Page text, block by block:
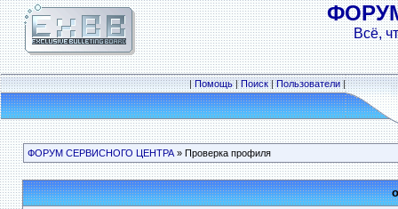
Всё,
|Помощь|Поиск|Пользователи|
ФОРУМ СЕРВИСНОГО ЦЕНТРА» Проверка профиля